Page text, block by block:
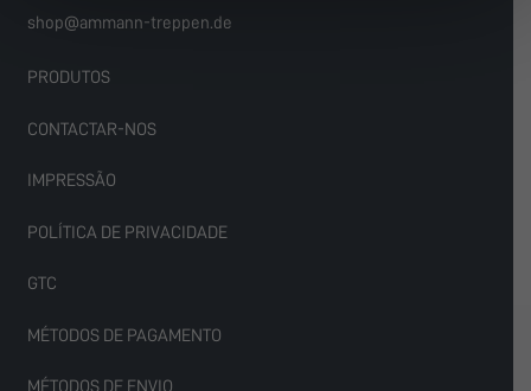
shop@ammann-treppen.de
PRODUTOS
CONTACTAR-NOS
IMPRESSÃO
POLÍTICA DE PRIVACIDADE
GTC
MÉTODOS DE PAGAMENTO
MÉTODOS DE ENVIO